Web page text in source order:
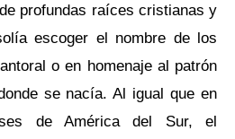
profundas raíces cristianas y
escoger el nombre de los
o en homenaje al patrón
se nacía. Al igual que en
de América del Sur, el